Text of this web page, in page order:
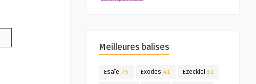
Meilleures balises
Esaïe 75 Exodes 41 Ezeckiel 51